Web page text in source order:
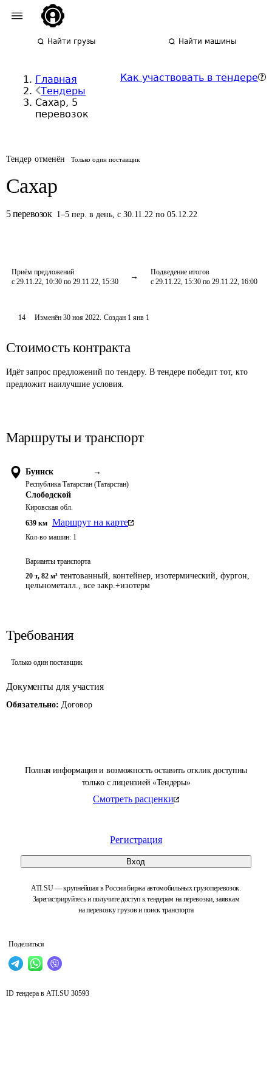
Найти грузы Найти машины
Главная
Тендеры
Сахар, 5
перевозок
Как участвовать в тендере
Тендер отменён Только один поставщик
Сахар
5 перевозок 1–5 пер. в день,с 30.11.22 по 05.12.22
Приём предложений
с 29.11.22, 10:30 по 29.11.22, 15:30
Подведение итогов
с 29.11.22, 15:30 по 29.11.22, 16:00
Полная информация и возможность оставить отклик доступны
только с лицензией «Тендеры»
Смотреть расценки
Регистрация
Вход
ATI.SU — крупнейшая в России биржа автомобильных грузоперевозок.
Зарегистрируйтесь и получите доступ к тендерам на перевозки, заявкам
на перевозку грузов и поиск транспорта
Поделиться
14 Изменён30 ноя 2022. Создан 1 янв 1
Стоимость контракта
Идёт запрос предложений по тендеру. В тендере победит тот, кто
предложит наилучшие условия.
Маршруты и транспорт
Буинск →
Республика Татарстан (Татарстан)
Слободской
Кировская обл.
639 км Маршрут на карте
Кол-во машин: 1
Варианты транспорта
20 т, 82 м³ тентованный, контейнер, изотермический, фургон,
цельнометалл., все закр.+изотерм
Требования
Только один поставщик
Документы для участия
Обязательно: Договор
ID тендера в ATI.SU 30593